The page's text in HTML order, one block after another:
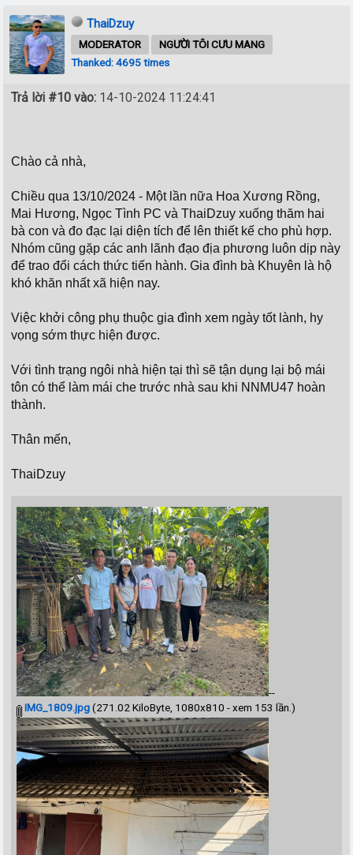
ThaiDzuy
MODERATOR
NGƯỜI TÔI CƯU MANG
Thanked: 4695 times
Trả lời #10 vào: 14-10-2024 11:24:41
Chào cả nhà,
Chiều qua 13/10/2024 - Một lần nữa Hoa Xương Rồng,
Mai Hương, Ngọc Tình PC và ThaiDzuy xuống thăm hai
bà con và đo đạc lại diện tích để lên thiết kế cho phù hợp.
Nhóm cũng gặp các anh lãnh đạo địa phương luôn dịp này
để trao đổi cách thức tiến hành. Gia đình bà Khuyên là hộ
khó khăn nhất xã hiện nay.
Việc khởi công phụ thuộc gia đình xem ngày tốt lành, hy
vọng sớm thực hiện được.
Với tình trạng ngôi nhà hiện tại thì sẽ tận dụng lại bộ mái
tôn có thể làm mái che trước nhà sau khi NNMU47 hoàn
thành.
Thân mến,
ThaiDzuy
--
IMG_1809.jpg(271.02 KiloByte, 1080x810 - xem 153 lần.)